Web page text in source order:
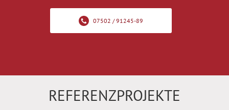
07502 / 91245-89
REFERENZPROJEKTE